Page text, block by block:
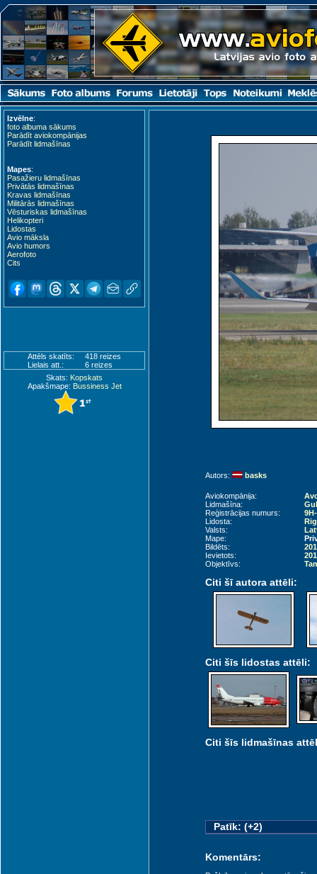
Izvēlne:
foto albuma sākums
Parādīt aviokompānijas
Parādīt lidmašīnas
Mapes:
Pasažieru lidmašīnas
Privātās lidmašīnas
Kravas lidmašīnas
Militārās lidmašīnas
Vēsturiskas lidmašīnas
Helikopteri
Lidostas
Avio māksla
Avio humors
Aerofoto
Cits
Attēls skatīts:
418 reizes
Lielais att.:
6 reizes
Skats: Kopskats
Apakšmape: Bussiness Jet
Autors: basks
Aviokompānija:
Lidmašīna:
Reģistrācijas numurs:
Lidosta:
Valsts:
Mape:
Bildēts:
Ievietots:
Objektīvs:
Citi šī autora attēli:
Citi šīs lidostas attēli:
Citi šīs lidmašīnas
Patīk: (+2)
Komentārs: